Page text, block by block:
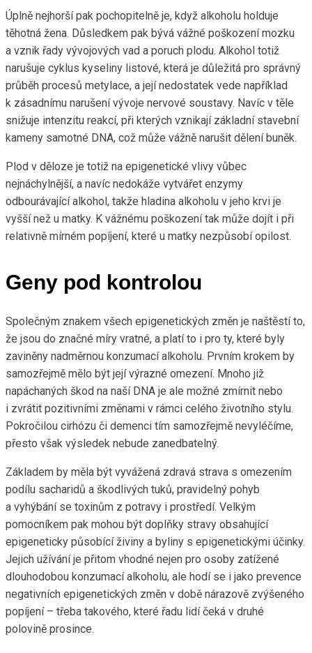
Úplně nejhorší pak pochopitelně je, když alkoholu holduje
těhotná žena. Důsledkem pak bývá vážné poškození mozku
a vznik řady vývojových vad a poruch plodu. Alkohol totiž
narušuje cyklus kyseliny listové, která je důležitá pro správný
průběh procesů metylace, a její nedostatek vede například
k zásadnímu narušení vývoje nervové soustavy. Navíc v těle
snižuje intenzitu reakcí, při kterých vznikají základní stavební
kameny samotné DNA, což může vážně narušit dělení buněk.
Plod v děloze je totiž na epigenetické vlivy vůbec
nejnáchylnější, a navíc nedokáže vytvářet enzymy
odbourávající alkohol, takže hladina alkoholu v jeho krvi je
vyšší než u matky. K vážnému poškození tak může dojít i při
relativně mírném popíjení, které u matky nezpůsobí opilost.
Geny pod kontrolou
Společným znakem všech epigenetických změn je naštěstí to,
že jsou do značné míry vratné, a platí to i pro ty, které byly
zaviněny nadměrnou konzumací alkoholu. Prvním krokem by
samozřejmě mělo být její výrazné omezení. Mnoho již
napáchaných škod na naší DNA je ale možné zmírnit nebo
i zvrátit pozitivními změnami v rámci celého životního stylu.
Pokročilou cirhózu či demenci tím samozřejmě nevyléčíme,
přesto však výsledek nebude zanedbatelný.
Základem by měla být vyvážená zdravá strava s omezením
podílu sacharidů a škodlivých tuků, pravidelný pohyb
a vyhýbání se toxinům z potravy i prostředí. Velkým
pomocníkem pak mohou být doplňky stravy obsahující
epigeneticky působící živiny a byliny s epigenetickými účinky.
Jejich užívání je přitom vhodné nejen pro osoby zatížené
dlouhodobou konzumací alkoholu, ale hodí se i jako prevence
negativních epigenetických změn v době nárazově zvýšeného
popíjení – třeba takového, které řadu lidí čeká v druhé
polovině prosince.